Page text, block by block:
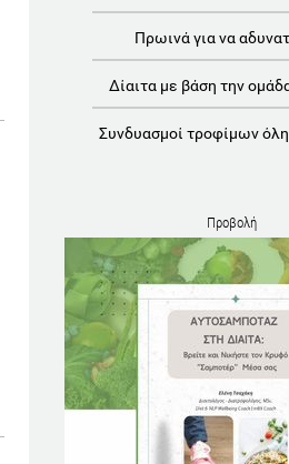
Πρωινά για να
Δίαιτα με βάση την
Συνδυασμοί τροφίμων
Προβολή